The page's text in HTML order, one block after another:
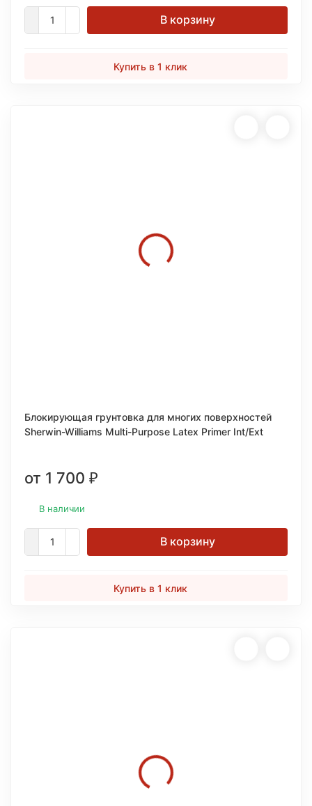
В корзину
Купить в 1 клик
Блокирующая грунтовка для многих поверхностей
Sherwin-Williams Multi-Purpose Latex Primer Int/Ext
от 1 700 ₽
В наличии
В корзину
Купить в 1 клик